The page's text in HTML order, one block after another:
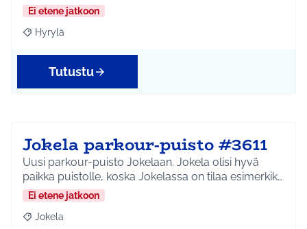
Ei etene jatkoon
Rajaa tulokset teeman mukaan: Hyrylä
Hyrylä
Tutustu
Jokela parkour-puisto #3611
Uusi parkour-puisto Jokelaan. Jokela olisi hyvä
paikka puistolle, koska Jokelassa on tilaa esimerkik…
Ei etene jatkoon
Rajaa tulokset teeman mukaan: Jokela
Jokela